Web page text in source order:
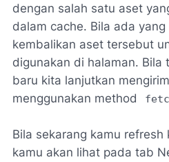
dengan salah satu aset
dalam cache. Bila ada
kembalikan aset tersebut
digunakan di halaman. Bila
baru kita lanjutkan
menggunakan method
Bila sekarang kamu refresh
kamu akan lihat pada tab